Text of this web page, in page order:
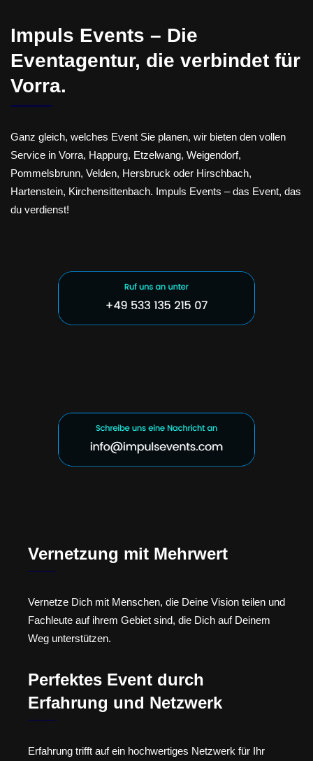
Impuls Events – Die
Eventagentur, die verbindet für
Vorra.
Ganz gleich, welches Event Sie planen, wir bieten den vollen
Service in Vorra, Happurg, Etzelwang, Weigendorf,
Pommelsbrunn, Velden, Hersbruck oder Hirschbach,
Hartenstein, Kirchensittenbach. Impuls Events – das Event, das
du verdienst!
Vernetzung mit Mehrwert
Vernetze Dich mit Menschen, die Deine Vision teilen und
Fachleute auf ihrem Gebiet sind, die Dich auf Deinem
Weg unterstützen.
Perfektes Event durch
Erfahrung und Netzwerk
Erfahrung trifft auf ein hochwertiges Netzwerk für Ihr